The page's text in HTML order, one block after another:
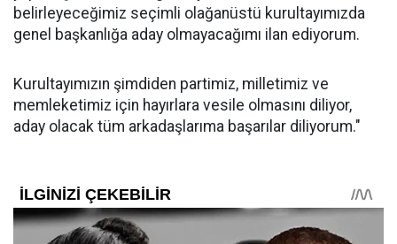
belirleyeceğimiz seçimli olağanüstü kurultayımızda
genel başkanlığa aday olmayacağımı ilan ediyorum.
Kurultayımızın şimdiden partimiz, milletimiz ve
memleketimiz için hayırlara vesile olmasını diliyor,
aday olacak tüm arkadaşlarıma başarılar diliyorum."